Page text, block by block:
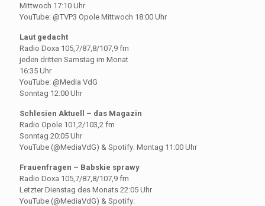
Mittwoch 17:10 Uhr
YouTube: @TVP3 Opole Mittwoch 18:00 Uhr
Laut gedacht
Radio Doxa 105,7/87,8/107,9 fm
jeden dritten Samstag im Monat
16:35 Uhr
YouTube: @Media VdG
Sonntag 12:00 Uhr
Schlesien Aktuell – das Magazin
Radio Opole 101,2/103,2 fm
Sonntag 20:05 Uhr
YouTube (@MediaVdG) & Spotify: Montag 11:00 Uhr
Frauenfragen – Babskie sprawy
Radio Doxa 105,7/87,8/107,9 fm
Letzter Dienstag des Monats 22:05 Uhr
YouTube (@MediaVdG) & Spotify: